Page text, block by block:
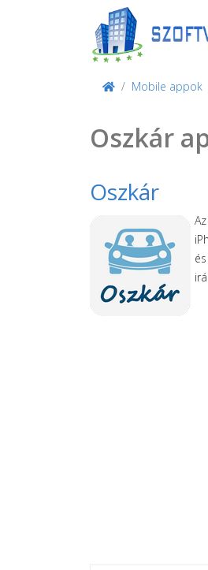
Mobile appok
Oszkár
Oszkár